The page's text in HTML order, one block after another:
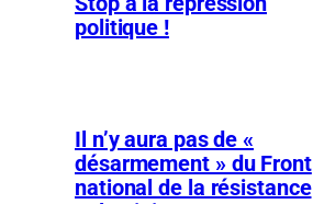
politique !
Il n’y aura pas de «
désarmement » du Front
national de la résistance